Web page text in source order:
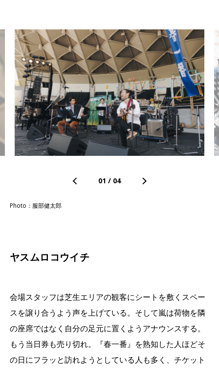
01 / 04
Photo：服部健太郎
ヤスムロコウイチ
会場スタッフは芝生エリアの観客にシートを敷くスペー
スを譲り合うよう声を上げている。そして嵐は荷物を隣
の座席ではなく自分の足元に置くようアナウンスする。
もう当日券も売り切れ。『春一番』を熟知した人ほどそ
の日にフラッと訪れようとしている人も多く、チケット